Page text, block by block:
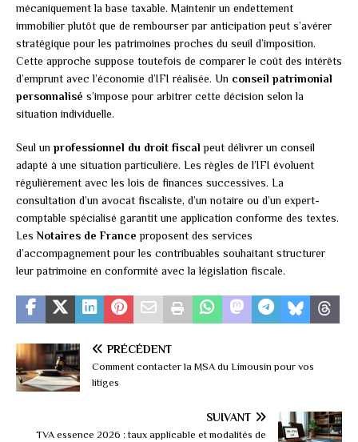
mécaniquement la base taxable. Maintenir un endettement
immobilier plutôt que de rembourser par anticipation peut s’avérer
stratégique pour les patrimoines proches du seuil d’imposition.
Cette approche suppose toutefois de comparer le coût des intérêts
d’emprunt avec l’économie d’IFI réalisée. Un conseil patrimonial
personnalisé s’impose pour arbitrer cette décision selon la
situation individuelle.
Seul un professionnel du droit fiscal peut délivrer un conseil
adapté à une situation particulière. Les règles de l’IFI évoluent
régulièrement avec les lois de finances successives. La
consultation d’un avocat fiscaliste, d’un notaire ou d’un expert-
comptable spécialisé garantit une application conforme des textes.
LesNotaires de France proposent des services
d’accompagnement pour les contribuables souhaitant structurer
leur patrimoine en conformité avec la législation fiscale.
PRÉCÉDENT
Comment contacter la MSA du Limousin pour vos
litiges
SUIVANT
TVA essence 2026 : taux applicable et modalités de